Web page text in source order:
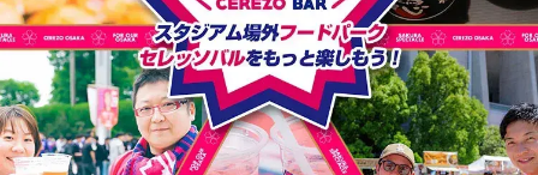
選手・スタッフ スケジュール メディア情報 アクセス レディース
アカデミー
ハナサカプレーヤー 歴代所属選手
チケット情報 販売スケジュール 価格・席種
購入方法
シーズンシート
法人シーズンシート 福祉サービス
団体チケット
特定興行入場券 譲渡サービス リセールサービス
観戦ガイド
初めて観戦ガイド キッズ向けサービス グルメ マッチデープログラム
観戦マナー&ルール ビジターサポーター観戦ガイド 公式アプリ
セレッソ大阪について
クラブ紹介 沿革 シーズン記録 求人情報
サポートする
ファンクラブ
ファンクラブ
ニュース